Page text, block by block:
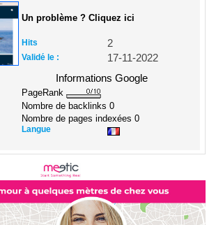
Un problème ? Cliquez ici
Hits 2
Validé le :
17-11-2022
Informations Google
PageRank
Nombre de backlinks 0
Nombre de pages indexées 0
Langue